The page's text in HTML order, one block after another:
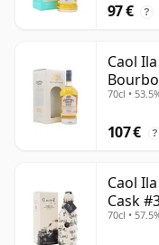
97 € ?
Caol
70cl •
107 € ?
Caol
Cask
70cl •